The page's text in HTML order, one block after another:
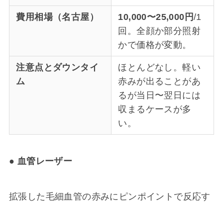
費用相場（名古屋） 10,000〜25,000円/1
回。全顔か部分照射
かで価格が変動。
注意点とダウンタイ
ム
ほとんどなし。軽い
赤みが出ることがあ
るが当日〜翌日には
収まるケースが多
い。
● 血管レーザー
拡張した毛細血管の赤みにピンポイントで反応す